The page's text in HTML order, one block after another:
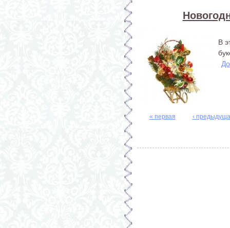
В
« первая ‹